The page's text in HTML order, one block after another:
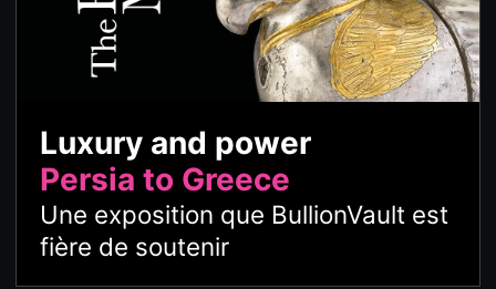
Luxury and power
Persia to Greece
Une exposition que BullionVault est
fière de soutenir